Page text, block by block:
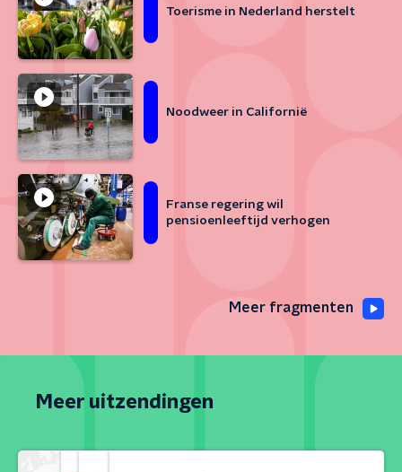
Toerisme in Nederland herstelt
Noodweer in Californië
Franse regering wil
pensioenleeftijd verhogen
Meer fragmenten
Meer uitzendingen